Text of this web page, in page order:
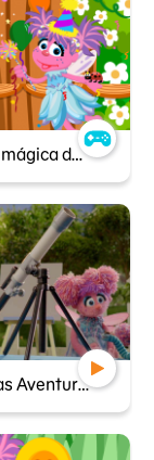
La rama mágica de Abby
Pequeñas Aventureras - Un retrato de la luna